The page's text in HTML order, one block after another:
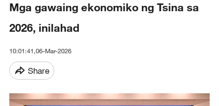
Mga gawaing ekonomiko ng Tsina sa
2026, inilahad
10:01:41,06-Mar-2026
Share